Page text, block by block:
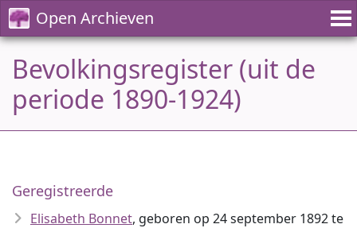
Open Archieven
Bevolkingsregister (uit de
periode 1890-1924)
Geregistreerde
Elisabeth Bonnet, geboren op 24 september 1892 te